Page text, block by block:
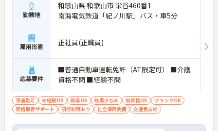
勤務地
和歌山県 和歌山市 栄谷460番1
南海電気鉄道「紀ノ川駅」バス・車5分
雇用形態 正社員(正職員)
応募要件
■普通自動車運転免許（AT限定可） ■介護
資格不問 ■経験不問
車通勤可 未経験OK 新卒OK 残業少なめ 無資格OK
ブランクOK
資格取得サポート
研修制度あり 社会保険完備 交通費支給